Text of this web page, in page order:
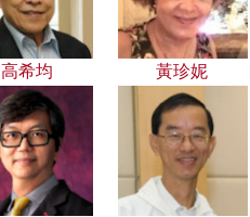
高希均 黃珍妮